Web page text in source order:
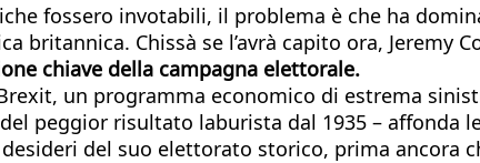
fossero invotabili, il problema è che ha
britannica. Chissà se l’avrà capito ora, Jeremy
chiave della campagna elettorale.
un programma economico di estrema
peggior risultato laburista dal 1935 – affonda
del suo elettorato storico, prima ancora